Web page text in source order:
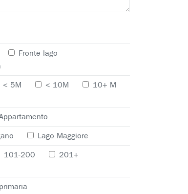
Fronte lago
< 5M < 10M 10+ M
Lago Maggiore
101-200 201+